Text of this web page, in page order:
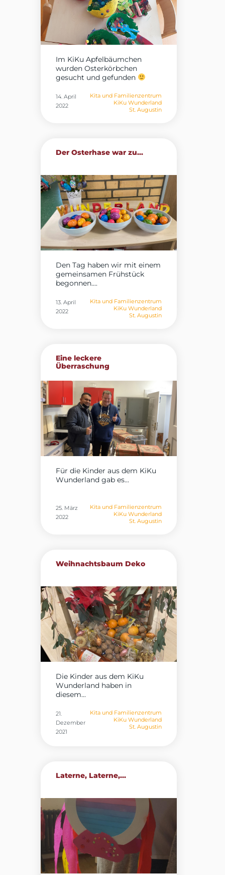
Im KiKu Apfelbäumchen
wurden Osterkörbchen
gesucht und gefunden
14. April
2022
Kita und Familienzentrum
KiKu Wunderland
St. Augustin
Der Osterhase war zu...
Den Tag haben wir mit einem
gemeinsamen Frühstück
begonnen....
13. April
2022
Kita und Familienzentrum
KiKu Wunderland
St. Augustin
Eine leckere
Überraschung
Für die Kinder aus dem KiKu
Wunderland gab es...
25. März
2022
Kita und Familienzentrum
KiKu Wunderland
St. Augustin
Weihnachtsbaum Deko
Die Kinder aus dem KiKu
Wunderland haben in
diesem...
21.
Dezember
2021
Kita und Familienzentrum
KiKu Wunderland
St. Augustin
Laterne, Laterne,…